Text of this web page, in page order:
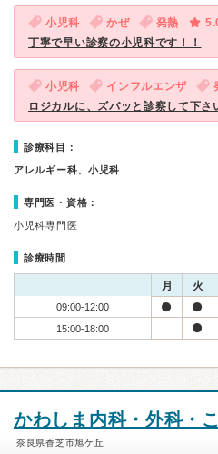
小児科 かぜ 発熱
丁寧で早い診察の小児科です！！
小児科 インフルエンザ
ロジカルに、ズバッと診察して下さ
診療科目：
アレルギー科、小児科
専門医・資格：
小児科専門医
診療時間
月 火
09:00-12:00
15:00-18:00
かわしま内科・外科・
奈良県香芝市旭ケ丘